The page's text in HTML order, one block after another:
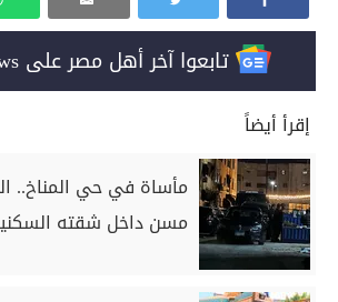
تابعوا آخر أهل مصر على Google News
إقرأ أيضاً
مأساة في حي المناخ..
مسن داخل شقته